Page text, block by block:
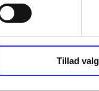
Tillad